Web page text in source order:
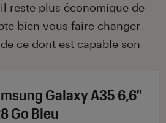
reste plus économique de
bien vous faire changer
ce dont est capable son
Galaxy A35 6,6″
Go Bleu